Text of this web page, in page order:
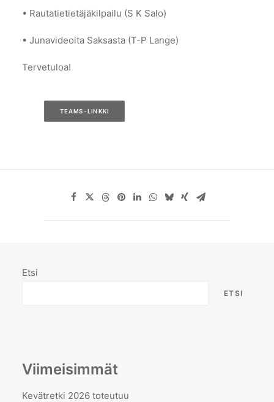
• Rautatietietäjäkilpailu (S K Salo)
• Junavideoita Saksasta (T-P Lange)
Tervetuloa!
TEAMS-LINKKI
Etsi
ETSI
Viimeisimmät
Kevätretki 2026 toteutuu